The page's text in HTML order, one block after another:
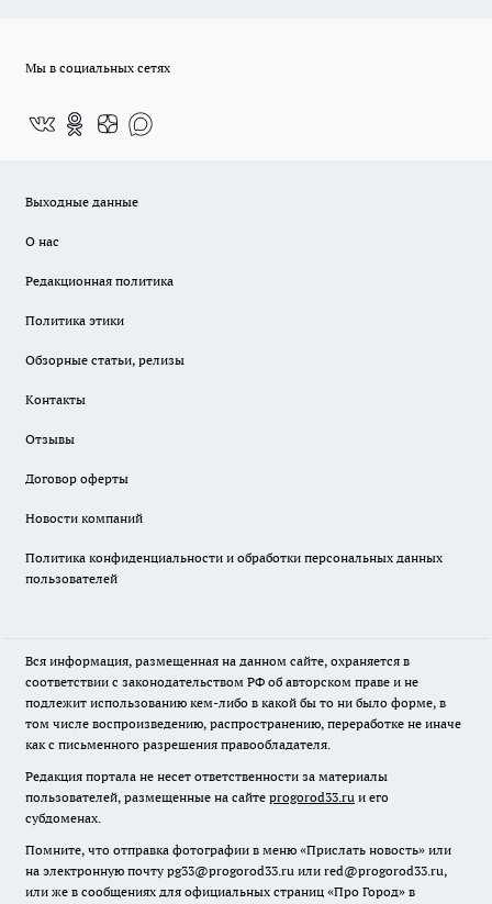
Мы в социальных сетях
Выходные данные
О нас
Редакционная политика
Политика этики
Обзорные статьи, релизы
Контакты
Отзывы
Договор оферты
Новости компаний
Политика конфиденциальности и обработки персональных данных
пользователей
Вся информация, размещенная на данном сайте, охраняется в
соответствии с законодательством РФ об авторском праве и не
подлежит использованию кем-либо в какой бы то ни было форме, в
том числе воспроизведению, распространению, переработке не иначе
как с письменного разрешения правообладателя.
Редакция портала не несет ответственности за материалы
пользователей, размещенные на сайте progorod33.ru и его
субдоменах.
Помните, что отправка фотографии в меню «Прислать новость» или
на электронную почту pg33@progorod33.ru или red@progorod33.ru,
или же в сообщениях для официальных страниц «Про Город» в